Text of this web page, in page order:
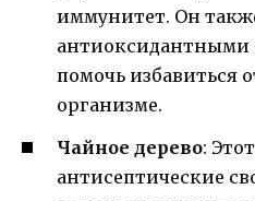
иммунитет. Он
антиоксидантными
помочь избавиться
организме.
Чайное дерево:
антисептические